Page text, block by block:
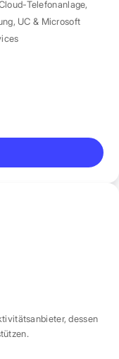
Telefonanlage,
, UC & Microsoft
dessen